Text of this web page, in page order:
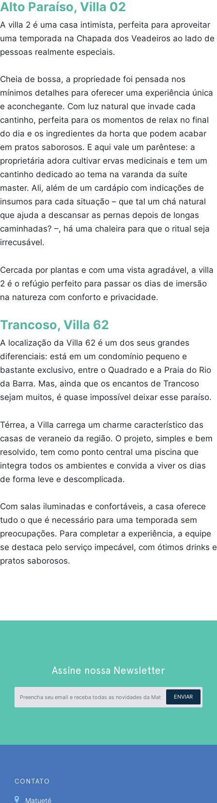
Alto Paraíso, Villa 02
A villa 2 é uma casa intimista, perfeita para aproveitar
uma temporada na Chapada dos Veadeiros ao lado de
pessoas realmente especiais.
Cheia de bossa, a propriedade foi pensada nos
mínimos detalhes para oferecer uma experiência única
e aconchegante. Com luz natural que invade cada
cantinho, perfeita para os momentos de relax no final
do dia e os ingredientes da horta que podem acabar
em pratos saborosos. E aqui vale um parêntese: a
proprietária adora cultivar ervas medicinais e tem um
cantinho dedicado ao tema na varanda da suíte
master. Ali, além de um cardápio com indicações de
insumos para cada situação – que tal um chá natural
que ajuda a descansar as pernas depois de longas
caminhadas? –, há uma chaleira para que o ritual seja
irrecusável.
Cercada por plantas e com uma vista agradável, a villa
2 é o refúgio perfeito para passar os dias de imersão
na natureza com conforto e privacidade.
Trancoso, Villa 62
A localização da Villa 62 é um dos seus grandes
diferenciais: está em um condomínio pequeno e
bastante exclusivo, entre o Quadrado e a Praia do Rio
da Barra. Mas, ainda que os encantos de Trancoso
sejam muitos, é quase impossível deixar esse paraíso.
Térrea, a Villa carrega um charme característico das
casas de veraneio da região. O projeto, simples e bem
resolvido, tem como ponto central uma piscina que
integra todos os ambientes e convida a viver os dias
de forma leve e descomplicada.
Com salas iluminadas e confortáveis, a casa oferece
tudo o que é necessário para uma temporada sem
preocupações. Para completar a experiência, a equipe
se destaca pelo serviço impecável, com ótimos drinks e
pratos saborosos.
Assine nossa Newsletter
ENVIAR
CONTATO
Matueté